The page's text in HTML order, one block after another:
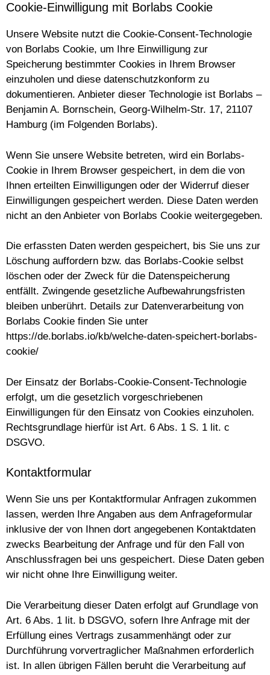
Cookie-Einwilligung mit Borlabs Cookie
Unsere Website nutzt die Cookie-Consent-Technologie
von Borlabs Cookie, um Ihre Einwilligung zur
Speicherung bestimmter Cookies in Ihrem Browser
einzuholen und diese datenschutzkonform zu
dokumentieren. Anbieter dieser Technologie ist Borlabs –
Benjamin A. Bornschein, Georg-Wilhelm-Str. 17, 21107
Hamburg (im Folgenden Borlabs).
Wenn Sie unsere Website betreten, wird ein Borlabs-
Cookie in Ihrem Browser gespeichert, in dem die von
Ihnen erteilten Einwilligungen oder der Widerruf dieser
Einwilligungen gespeichert werden. Diese Daten werden
nicht an den Anbieter von Borlabs Cookie weitergegeben.
Die erfassten Daten werden gespeichert, bis Sie uns zur
Löschung auffordern bzw. das Borlabs-Cookie selbst
löschen oder der Zweck für die Datenspeicherung
entfällt. Zwingende gesetzliche Aufbewahrungsfristen
bleiben unberührt. Details zur Datenverarbeitung von
Borlabs Cookie finden Sie unter
https://de.borlabs.io/kb/welche-daten-speichert-borlabs-
cookie/
Der Einsatz der Borlabs-Cookie-Consent-Technologie
erfolgt, um die gesetzlich vorgeschriebenen
Einwilligungen für den Einsatz von Cookies einzuholen.
Rechtsgrundlage hierfür ist Art. 6 Abs. 1 S. 1 lit. c
DSGVO.
Kontaktformular
Wenn Sie uns per Kontaktformular Anfragen zukommen
lassen, werden Ihre Angaben aus dem Anfrageformular
inklusive der von Ihnen dort angegebenen Kontaktdaten
zwecks Bearbeitung der Anfrage und für den Fall von
Anschlussfragen bei uns gespeichert. Diese Daten geben
wir nicht ohne Ihre Einwilligung weiter.
Die Verarbeitung dieser Daten erfolgt auf Grundlage von
Art. 6 Abs. 1 lit. b DSGVO, sofern Ihre Anfrage mit der
Erfüllung eines Vertrags zusammenhängt oder zur
Durchführung vorvertraglicher Maßnahmen erforderlich
ist. In allen übrigen Fällen beruht die Verarbeitung auf